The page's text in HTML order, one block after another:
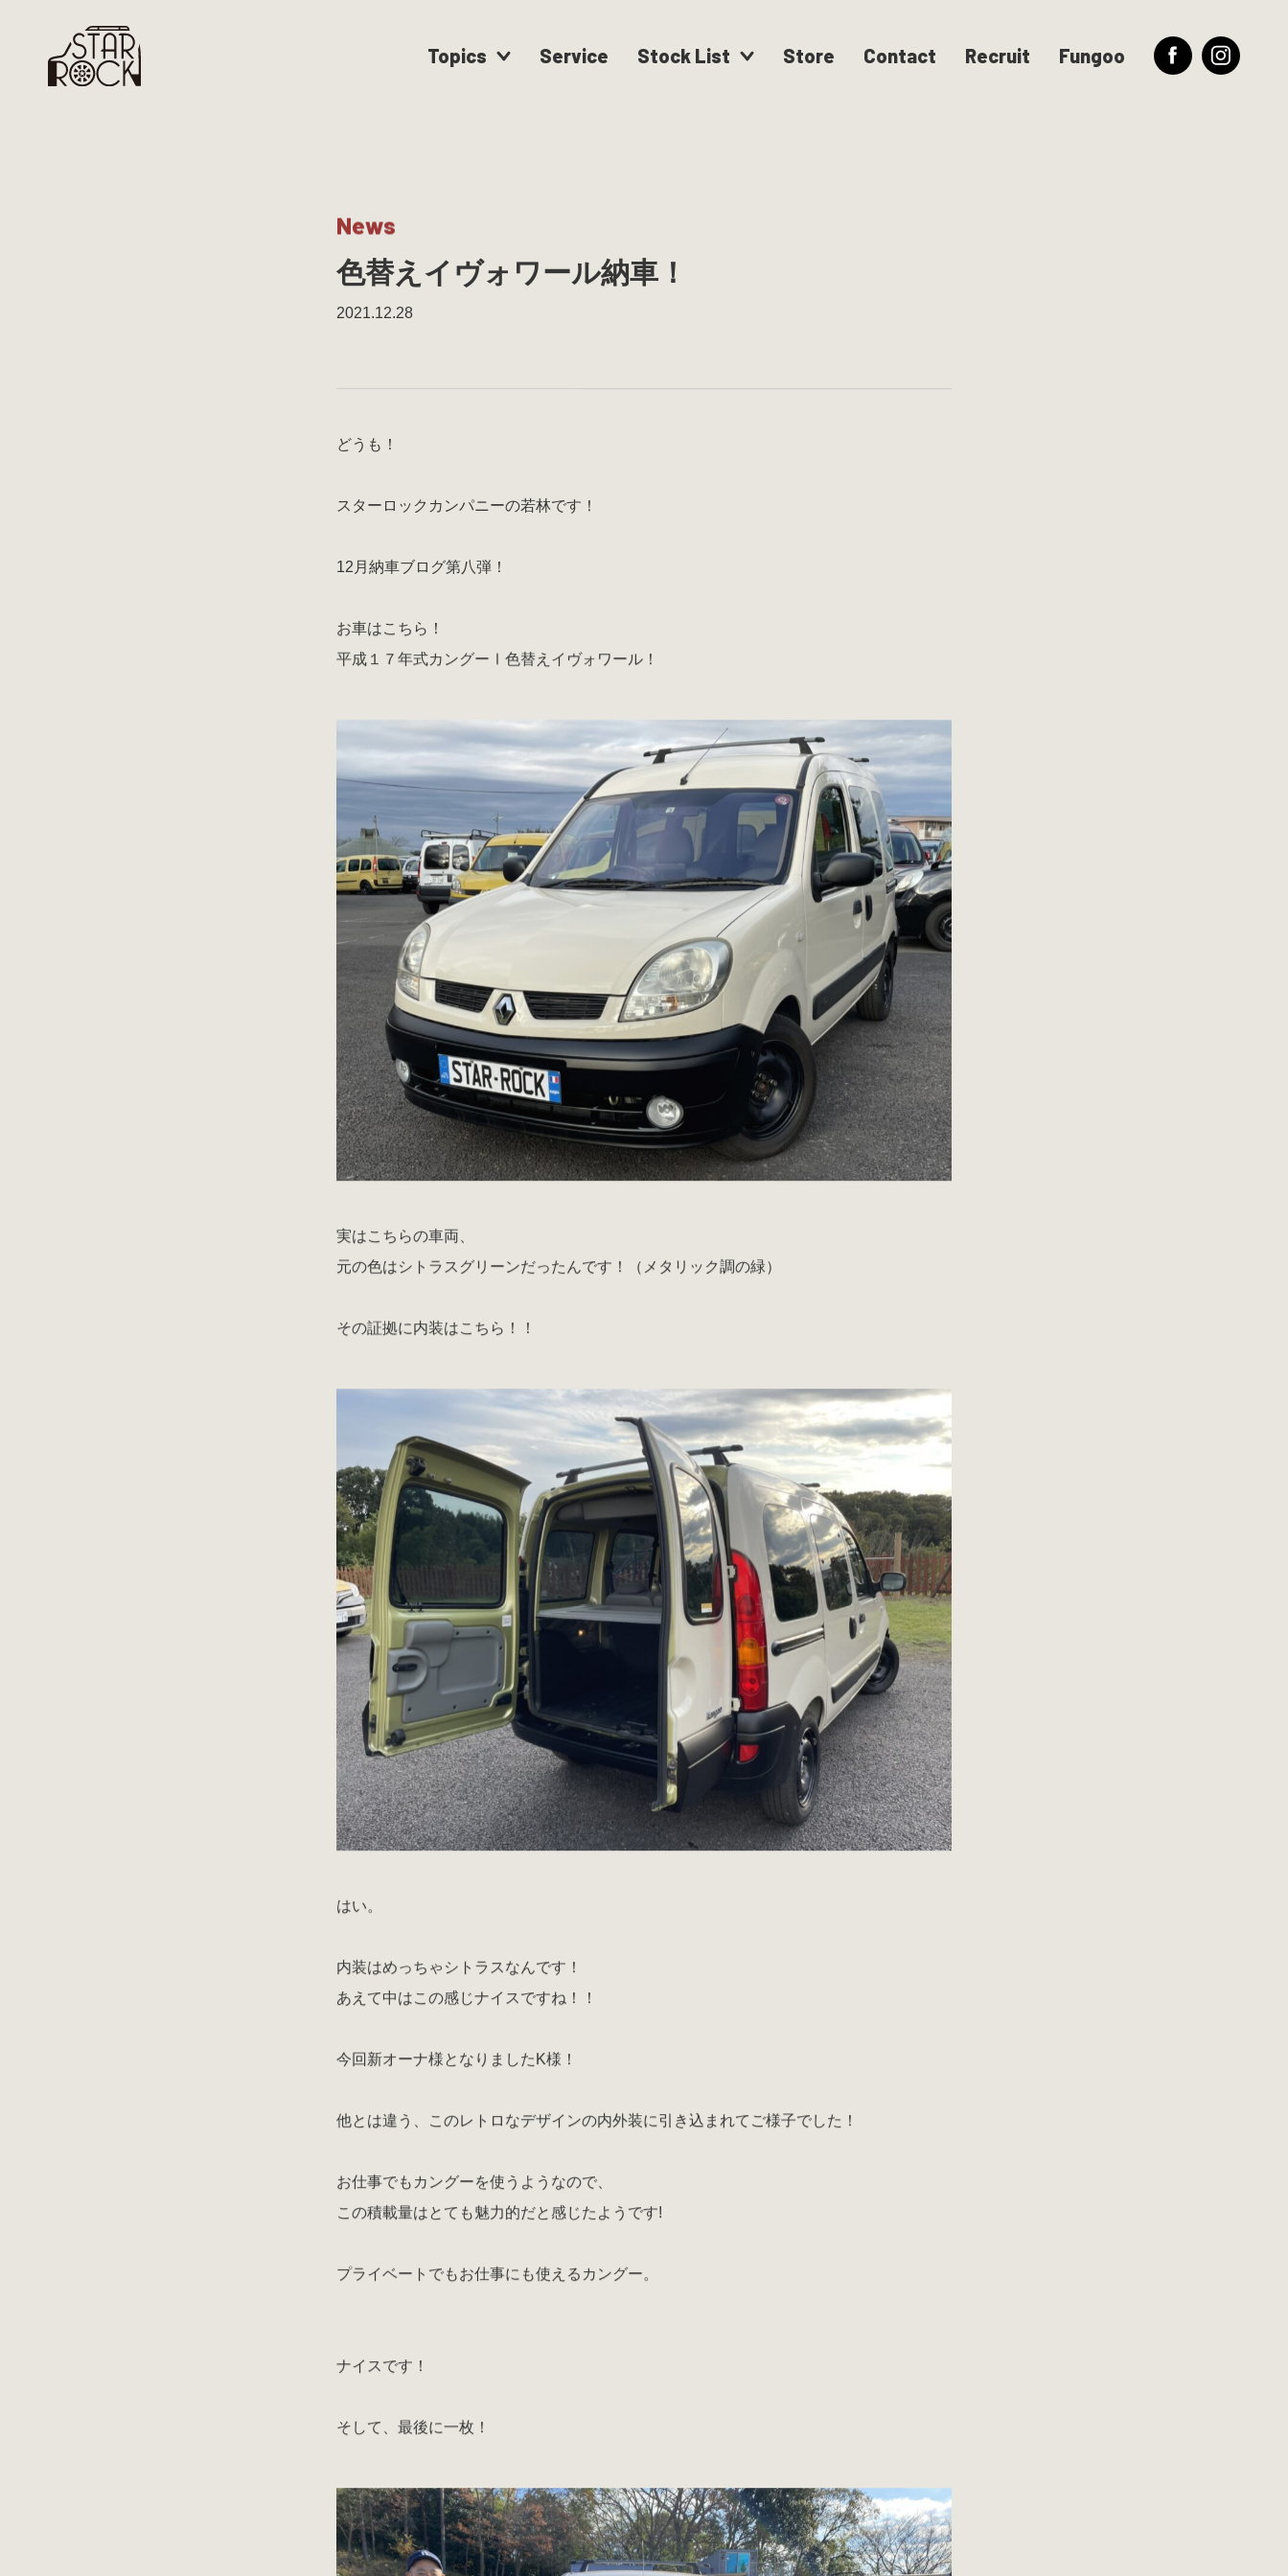
Topics Service Stock List Store Contact Recruit Fungoo
News
色替えイヴォワール納車！
2021.12.28
どうも！
スターロックカンパニーの若林です！
12月納車ブログ第八弾！
お車はこちら！
平成１７年式カングーⅠ色替えイヴォワール！
実はこちらの車両、
元の色はシトラスグリーンだったんです！（メタリック調の緑）
その証拠に内装はこちら！！
はい。
内装はめっちゃシトラスなんです！
あえて中はこの感じナイスですね！！
今回新オーナ様となりましたK様！
他とは違う、このレトロなデザインの内外装に引き込まれてご様子でした！
お仕事でもカングーを使うようなので、
この積載量はとても魅力的だと感じたようです!
プライベートでもお仕事にも使えるカングー。
ナイスです！
そして、最後に一枚！